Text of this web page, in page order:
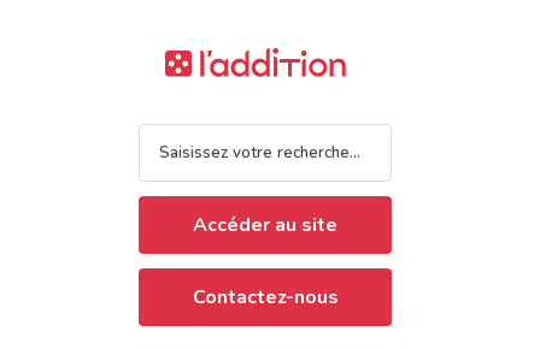
Accéder au site
Contactez-nous